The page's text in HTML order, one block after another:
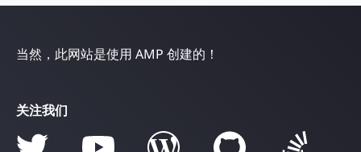
当然，此网站是使用 AMP 创建的！
关注我们